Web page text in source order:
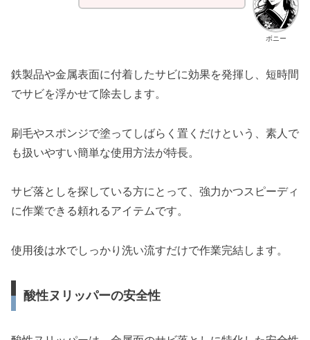
ボニー
鉄製品や金属表面に付着したサビに効果を発揮し、短時間
でサビを浮かせて除去します。
刷毛やスポンジで塗ってしばらく置くだけという、素人で
も扱いやすい簡単な使用方法が特長。
サビ落としを探している方にとって、強力かつスピーディ
に作業できる頼れるアイテムです。
使用後は水でしっかり洗い流すだけで作業完結します。
酸性ヌリッパーの安全性